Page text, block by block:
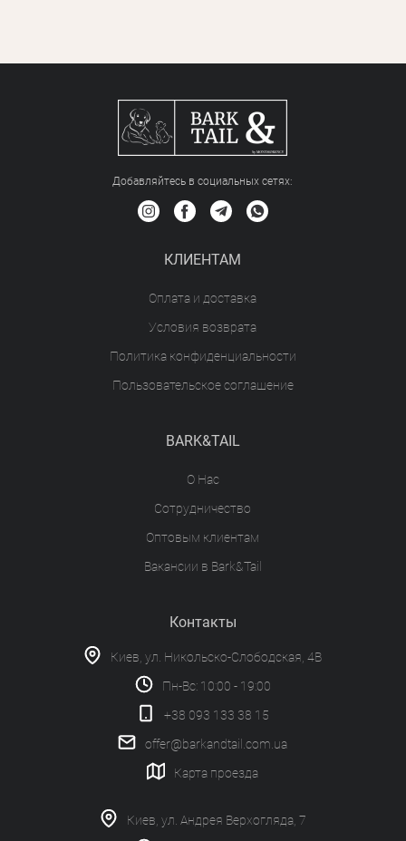
Добавляйтесь в социальных сетяx:
КЛИЕНТАМ
Оплата и доставка
Условия возврата
Политика конфиденциальности
Пользовательское соглашение
BARK&TAIL
О Нас
Сотрудничество
Оптовым клиентам
Вакансии в Bark&Tail
Контакты
Киев, ул. Никольско-Слободская, 4В
Пн-Вс: 10:00 - 19:00
+38 093 133 38 15
offer@barkandtail.com.ua
Карта проезда
Киев, ул. Андрея Верхогляда, 7